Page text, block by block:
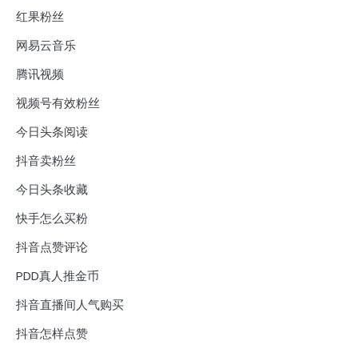
红果粉丝
网易云音乐
腾讯视频
视频号有效粉丝
今日头条阅读
抖音卖粉丝
今日头条收藏
快手怎么买粉
抖音点赞评论
PDD真人推金币
抖音直播间人气购买
抖音怎样点赞